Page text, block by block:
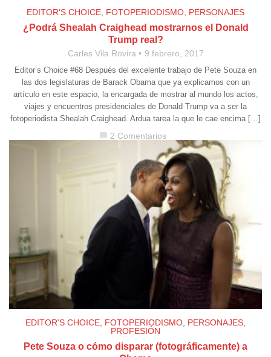
EDITOR'S CHOICE FOTOPERIODISMO PERSONAJES
¿Podrá Shealah Craighead mostrarnos el Donald
Trump real?
Carles Vila Rovira 9 febrero, 2017
Editor’s Choice #68 Después del excelente trabajo de Pete Souza en
las dos legislaturas de Barack Obama que ya explicamos con un
artículo en este espacio, la encargada de mostrar al mundo los actos,
viajes y encuentros presidenciales de Donald Trump va a ser la
fotoperiodista Shealah Craighead. Ardua tarea la que le cae encima […]
chat_bubble 2 Comentarios
EDITOR'S CHOICE FOTOPERIODISMO PERSONAJES
PROFESIÓN
Pete Souza o cómo disparar (fotográficamente) a